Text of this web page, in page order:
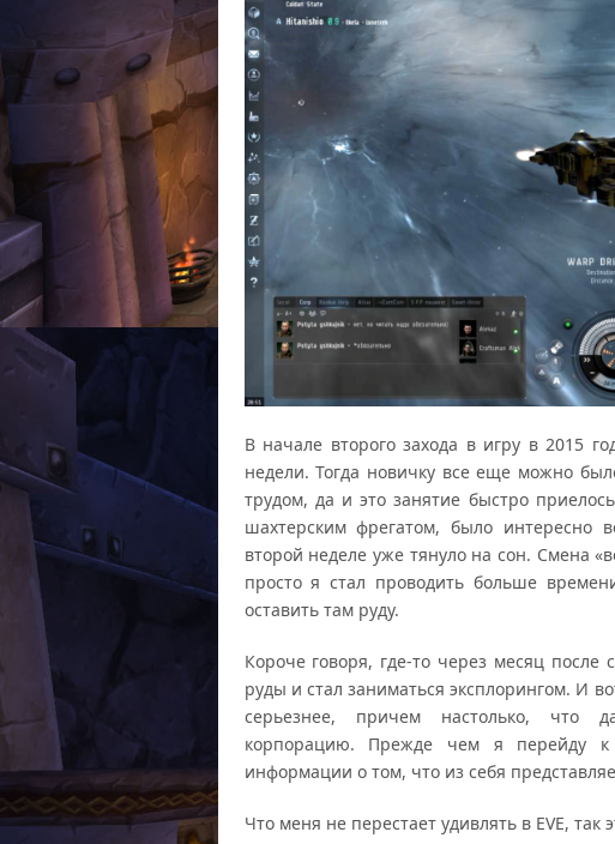
В начале второго захода в игру в 2015
недели. Тогда новичку все еще можно
трудом, да и это занятие быстро
шахтерским фрегатом, было интересно
второй неделе уже тянуло на сон. Смена
просто я стал проводить больше
оставить там руду.
Короче говоря, где-то через месяц после
руды и стал заниматься эксплорингом. И
серьезнее, причем настолько, что
корпорацию. Прежде чем я перейду к
информации о том, что из себя
Что меня не перестает удивлять в EVE,